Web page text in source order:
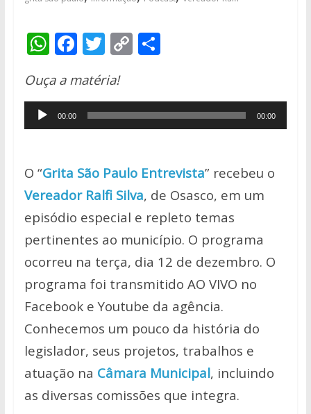
W
at
s
A
p
F
e
b
o
k
T
itt
er
C
y
Li
k
S
e
Ouça a matéria!
Tocador
de
00:00 00:00
O “Grita São Paulo Entrevista” recebeu o
Vereador Ralfi Silva, de Osasco, em um
episódio especial e repleto temas
pertinentes ao município. O programa
ocorreu na terça, dia 12 de dezembro. O
programa foi transmitido AO VIVO no
Facebook e Youtube da agência.
Conhecemos um pouco da história do
legislador, seus projetos, trabalhos e
atuação na Câmara Municipal, incluindo
as diversas comissões que integra.